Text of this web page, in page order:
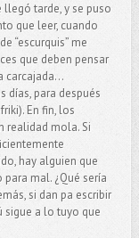
tarde, y se puso
que leer, cuando
“escurquis” me
que deben pensar
carcajada…
días, para después
En fin, los
realidad mola. Si
hay alguien que
mal. ¿Qué sería
si dan pa escribir
sigue a lo tuyo que